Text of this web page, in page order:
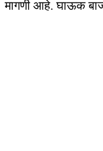
मागणी आहे. घाऊक